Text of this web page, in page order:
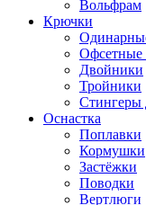
Вольфрам
Крючки
Офсетные
Двойники
Тройники
Стингеры
Оснастка
Поплавки
Кормушки
Застёжки
Поводки
Вертлюги